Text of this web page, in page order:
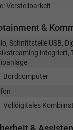
Verstellbarkeit
&
Schnittstelle USB,
integriert,
Bordcomputer
Volldigitales